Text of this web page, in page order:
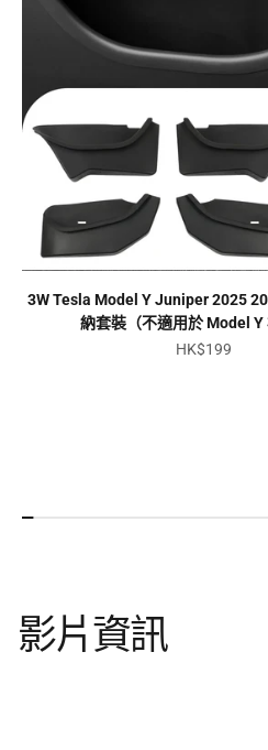
3W Tesla Model Y Juniper 2025
納套裝（不適用於 Model Y
促銷價
HK$199
影片資訊